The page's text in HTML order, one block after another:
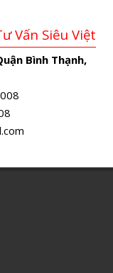
Vấn Siêu Việt
Bình Thạnh,